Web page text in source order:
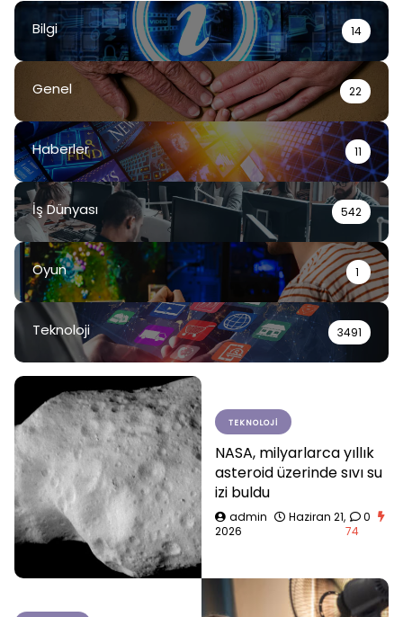
Bilgi 14
Genel 22
Haberler 11
İş Dünyası 542
Oyun 1
Teknoloji 3491
TEKNOLOJI
NASA, milyarlarca yıllık
asteroid üzerinde sıvı su
izi buldu
admin
Haziran 21,
2026
0
74